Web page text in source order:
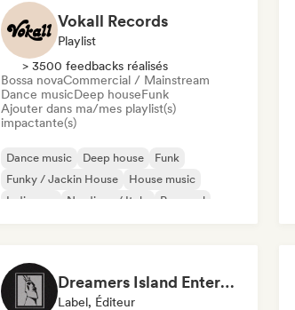
Vokall Records
Playlist
> 3500 feedbacks réalisés
Bossa novaCommercial / Mainstream
Dance musicDeep houseFunk
Ajouter dans ma/mes playlist(s)
impactante(s)
Dance music Deep house
Funk
Funky / Jackin House
House music
Indie pop
Nu-disco / Italo Pop soul
Dreamers Island Entertainment
Label, Éditeur